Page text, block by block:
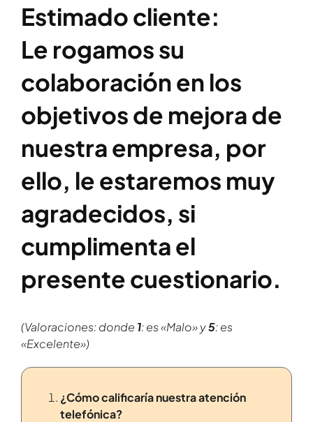
Estimado cliente:
Le rogamos su
colaboración en los
objetivos de mejora de
nuestra empresa, por
ello, le estaremos muy
agradecidos, si
cumplimenta el
presente cuestionario.
(Valoraciones: donde 1: es «Malo» y5: es
«Excelente»)
¿Cómo calificaría nuestra atención
telefónica?